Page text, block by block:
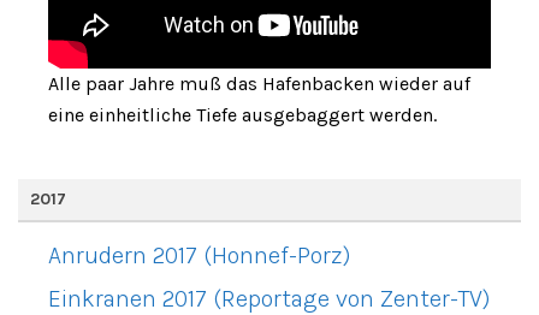
Alle paar Jahre muß das Hafenbacken wieder auf
eine einheitliche Tiefe ausgebaggert werden.
2017
Anrudern 2017 (Honnef-Porz)
Einkranen 2017 (Reportage von Zenter-TV)